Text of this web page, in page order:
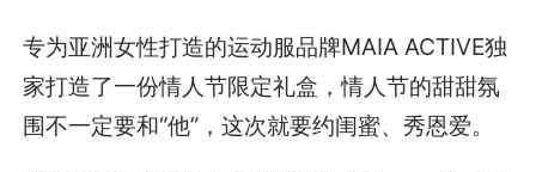
专为亚洲女性打造的运动服品牌MAIA ACTIVE独
家打造了一份情人节限定礼盒，情人节的甜甜氛
围不一定要和“他”，这次就要约闺蜜、秀恩爱。